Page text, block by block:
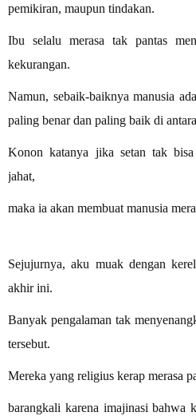
pemikiran, maupun tindakan.
Ibu selalu merasa tak pantas
kekurangan.
Namun, sebaik-baiknya manusia
paling benar dan paling baik di
Konon katanya jika setan tak bisa
jahat,
maka ia akan membuat manusia
Sejujurnya, aku muak dengan
akhir ini.
Banyak pengalaman tak
tersebut.
Mereka yang religius kerap merasa
barangkali karena imajinasi bahwa